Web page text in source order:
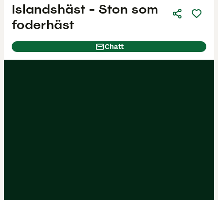
Islandshäst - Ston som
foderhäst
Chatt